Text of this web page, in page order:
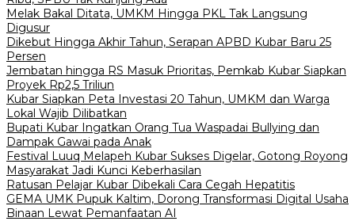
Melak Bakal Ditata, UMKM Hingga PKL Tak Langsung
Digusur
Dikebut Hingga Akhir Tahun, Serapan APBD Kubar Baru 25
Persen
Jembatan hingga RS Masuk Prioritas, Pemkab Kubar Siapkan
Proyek Rp2,5 Triliun
Kubar Siapkan Peta Investasi 20 Tahun, UMKM dan Warga
Lokal Wajib Dilibatkan
Bupati Kubar Ingatkan Orang Tua Waspadai Bullying dan
Dampak Gawai pada Anak
Festival Luuq Melapeh Kubar Sukses Digelar, Gotong Royong
Masyarakat Jadi Kunci Keberhasilan
Ratusan Pelajar Kubar Dibekali Cara Cegah Hepatitis
GEMA UMK Pupuk Kaltim, Dorong Transformasi Digital Usaha
Binaan Lewat Pemanfaatan AI